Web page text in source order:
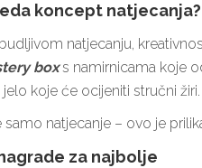
koncept natjecanja?
natjecanju,
boxs namirnicama koje
koje će ocijeniti stručni žiri.
samo natjecanje – ovo je
za najbolje